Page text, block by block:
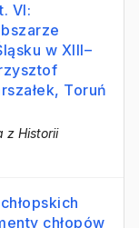
VI:
w XIII–
Toruń
z Historii
chłopów